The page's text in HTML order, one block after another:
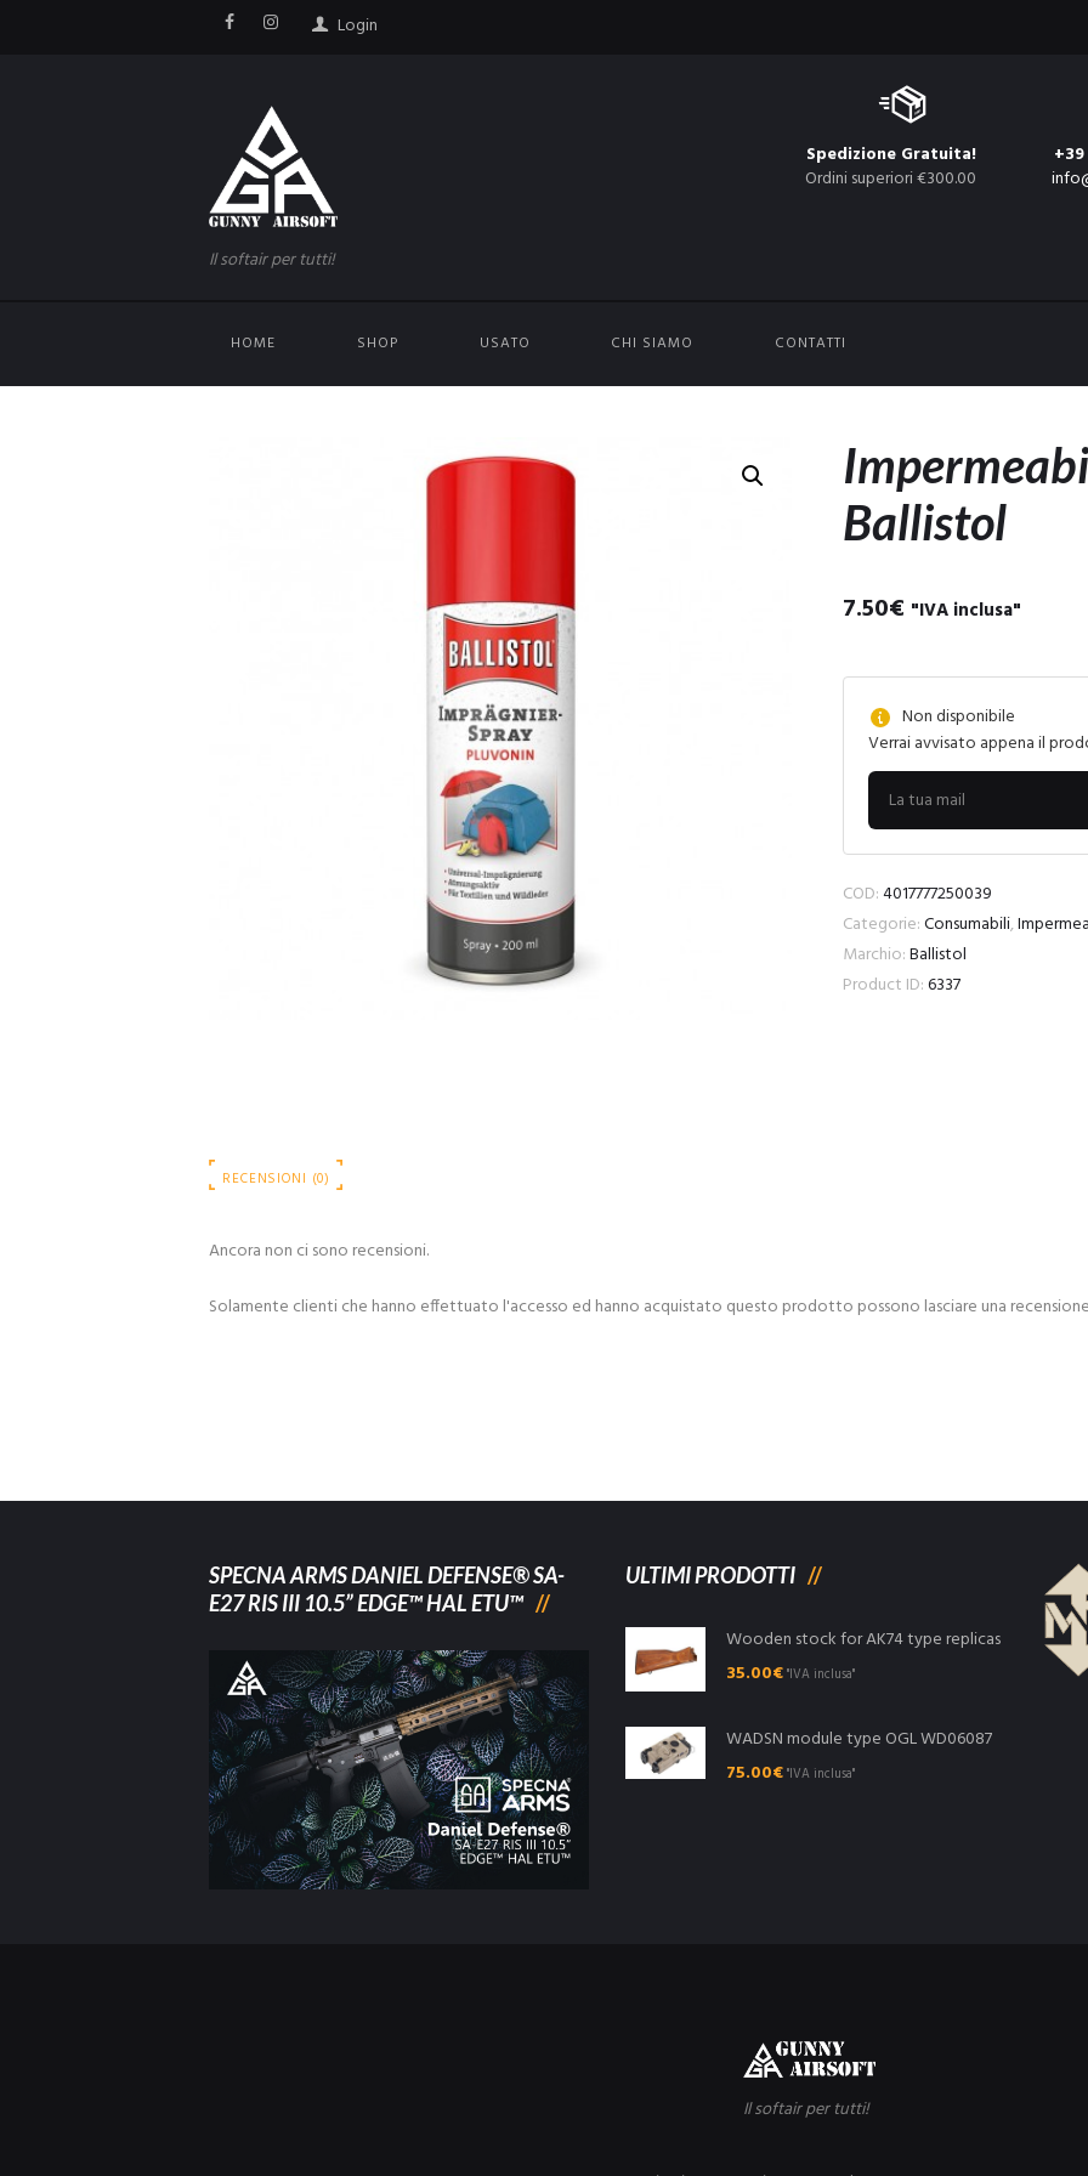
Login
Il softair per tutti!
Spedizione Gratuita!
Ordini superiori €300.00
HOME SHOP USATO CHI SIAMO CONTATTI
Ballistol
7.50€ "IVA inclusa"
Non disponibile
Verrai avvisato appena il
COD:4017777250039
Categorie:Consumabili,
Marchio:Ballistol
Product ID:6337
RECENSIONI (0)
Ancora non ci sono recensioni.
Solamente clienti che hanno effettuato l'accesso ed hanno acquistato questo prodotto possono lasciare una
SPECNA ARMS DANIEL DEFENSE® SA-
E27 RIS III 10.5” EDGE™ HAL ETU™
ULTIMI PRODOTTI
Wooden stock for AK74 type replicas
35.00€"IVA inclusa"
WADSN module type OGL WD06087
75.00€"IVA inclusa"
Il softair per tutti!